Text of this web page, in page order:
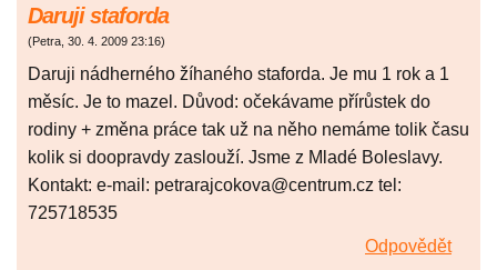
Daruji staforda
(Petra, 30. 4. 2009 23:16)
Daruji nádherného žíhaného staforda. Je mu 1 rok a 1
měsíc. Je to mazel. Důvod: očekávame přírůstek do
rodiny + změna práce tak už na něho nemáme tolik času
kolik si doopravdy zaslouží. Jsme z Mladé Boleslavy.
Kontakt: e-mail: petrarajcokova@centrum.cz tel:
725718535
Odpovědět